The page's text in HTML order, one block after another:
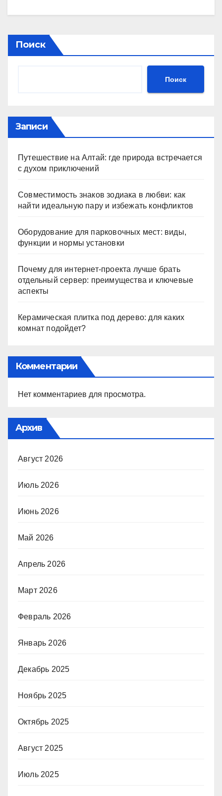
Поиск
Поиск
Записи
Путешествие на Алтай: где природа встречается
с духом приключений
Совместимость знаков зодиака в любви: как
найти идеальную пару и избежать конфликтов
Оборудование для парковочных мест: виды,
функции и нормы установки
Почему для интернет-проекта лучше брать
отдельный сервер: преимущества и ключевые
аспекты
Керамическая плитка под дерево: для каких
комнат подойдет?
Комментарии
Нет комментариев для просмотра.
Архив
Август 2026
Июль 2026
Июнь 2026
Май 2026
Апрель 2026
Март 2026
Февраль 2026
Январь 2026
Декабрь 2025
Ноябрь 2025
Октябрь 2025
Август 2025
Июль 2025